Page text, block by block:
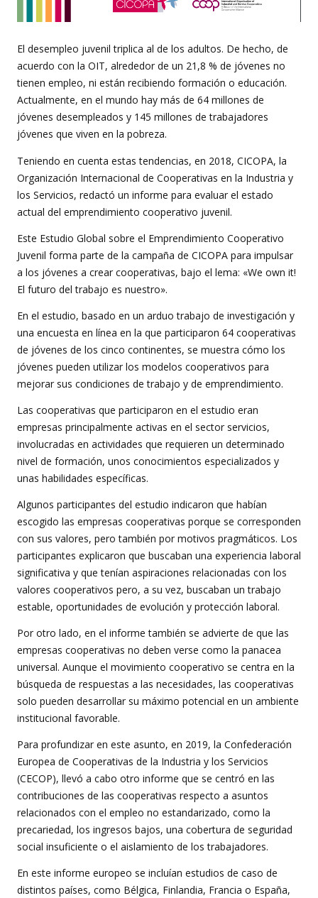
El desempleo juvenil triplica al de los adultos. De hecho, de
acuerdo con la OIT, alrededor de un 21,8 % de jóvenes no
tienen empleo, ni están recibiendo formación o educación.
Actualmente, en el mundo hay más de 64 millones de
jóvenes desempleados y 145 millones de trabajadores
jóvenes que viven en la pobreza.
Teniendo en cuenta estas tendencias, en 2018, CICOPA, la
Organización Internacional de Cooperativas en la Industria y
los Servicios, redactó un informe para evaluar el estado
actual del emprendimiento cooperativo juvenil.
Este Estudio Global sobre el Emprendimiento Cooperativo
Juvenil forma parte de la campaña de CICOPA para impulsar
a los jóvenes a crear cooperativas, bajo el lema: «We own it!
El futuro del trabajo es nuestro».
En el estudio, basado en un arduo trabajo de investigación y
una encuesta en línea en la que participaron 64 cooperativas
de jóvenes de los cinco continentes, se muestra cómo los
jóvenes pueden utilizar los modelos cooperativos para
mejorar sus condiciones de trabajo y de emprendimiento.
Las cooperativas que participaron en el estudio eran
empresas principalmente activas en el sector servicios,
involucradas en actividades que requieren un determinado
nivel de formación, unos conocimientos especializados y
unas habilidades específicas.
Algunos participantes del estudio indicaron que habían
escogido las empresas cooperativas porque se corresponden
con sus valores, pero también por motivos pragmáticos. Los
participantes explicaron que buscaban una experiencia laboral
significativa y que tenían aspiraciones relacionadas con los
valores cooperativos pero, a su vez, buscaban un trabajo
estable, oportunidades de evolución y protección laboral.
Por otro lado, en el informe también se advierte de que las
empresas cooperativas no deben verse como la panacea
universal. Aunque el movimiento cooperativo se centra en la
búsqueda de respuestas a las necesidades, las cooperativas
solo pueden desarrollar su máximo potencial en un ambiente
institucional favorable.
Para profundizar en este asunto, en 2019, la Confederación
Europea de Cooperativas de la Industria y los Servicios
(CECOP), llevó a cabo otro informe que se centró en las
contribuciones de las cooperativas respecto a asuntos
relacionados con el empleo no estandarizado, como la
precariedad, los ingresos bajos, una cobertura de seguridad
social insuficiente o el aislamiento de los trabajadores.
En este informe europeo se incluían estudios de caso de
distintos países, como Bélgica, Finlandia, Francia o España,